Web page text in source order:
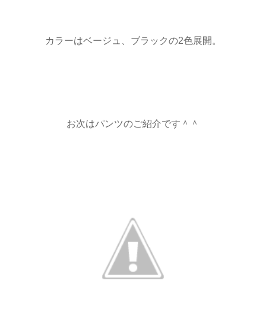
カラーはベージュ、ブラックの2色展開。
お次はパンツのご紹介です＾＾